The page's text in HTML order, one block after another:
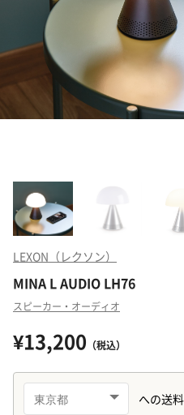
LEXON（レクソン）
MINA L AUDIO LH76
スピーカー・オーディオ
¥13,200 （税込）